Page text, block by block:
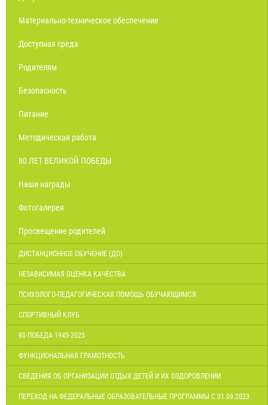
Материально-техническое обеспечение
Доступная среда
Родителям
Безопасность
Питание
Методическая работа
80 ЛЕТ ВЕЛИКОЙ ПОБЕДЫ
Наши награды
Фотогалерея
Просвещение родителей
ДИСТАНЦИОННОЕ ОБУЧЕНИЕ (ДО)
НЕЗАВИСИМАЯ ОЦЕНКА КАЧЕСТВА
ПСИХОЛОГО-ПЕДАГОГИЧЕСКАЯ ПОМОЩЬ ОБУЧАЮЩИМСЯ
СПОРТИВНЫЙ КЛУБ
80 ПОБЕДА 1945-2025
ФУНКЦИОНАЛЬНАЯ ГРАМОТНОСТЬ
СВЕДЕНИЯ ОБ ОРГАНИЗАЦИИ ОТДЫХ ДЕТЕЙ И ИХ ОЗДОРОВЛЕНИИ
ПЕРЕХОД НА ФЕДЕРАЛЬНЫЕ ОБРАЗОВАТЕЛЬНЫЕ ПРОГРАММЫ С 01.09.2023